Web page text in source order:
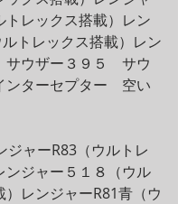
トレックス搭載）レン
トレックス搭載）レン
サウザー３９５　サウ
ンターセプター　空い
ジャーR83（ウルトレ
ンジャー５１８（ウル
）レンジャーR81青（ウ